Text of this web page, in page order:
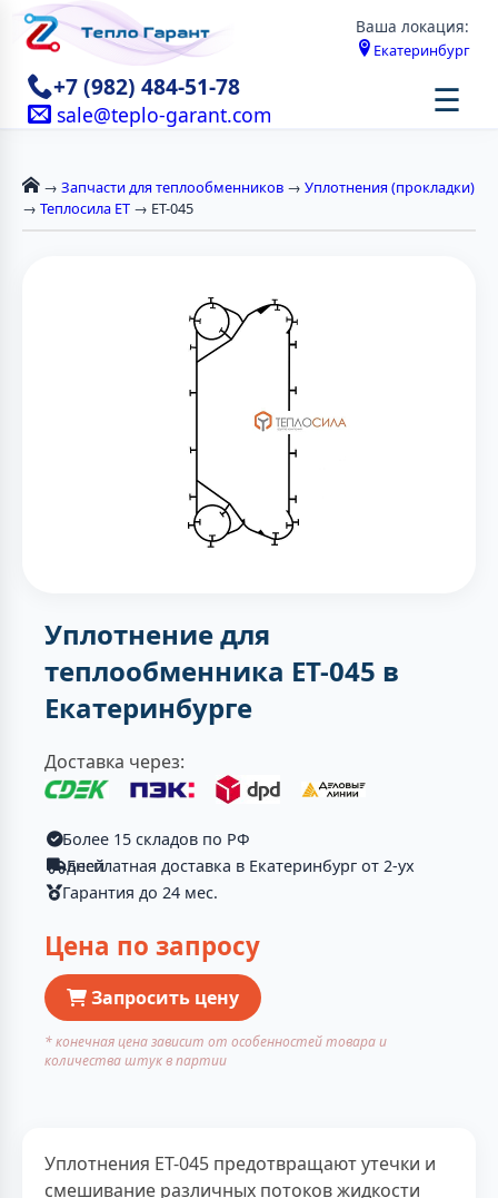
Ваша локация:
Екатеринбург
+7 (982) 484-51-78
sale@teplo-garant.com ☰
→ Запчасти для теплообменников → Уплотнения (прокладки)
→ Теплосила ЕТ → ET-045
Уплотнение для
теплообменника ET-045 в
Екатеринбурге
Доставка через:
Более 15 складов по РФ
Бесплатная доставка в Екатеринбург от 2-ух дней
Гарантия до 24 мес.
Цена по запросу
Запросить цену
* конечная цена зависит от особенностей товара и
количества штук в партии
Уплотнения ET-045 предотвращают утечки и
смешивание различных потоков жидкости